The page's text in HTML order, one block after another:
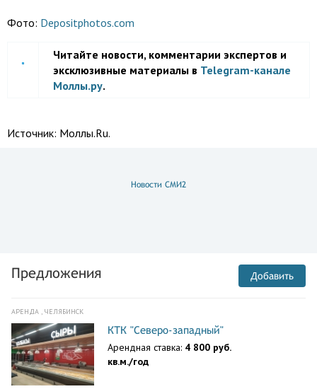
Фото: Depositphotos.com
Читайте новости, комментарии экспертов и
эксклюзивные материалы в Telegram-канале
Моллы.ру.
Источник: Моллы.Ru.
Новости СМИ2
Предложения Добавить
АРЕНДА , ЧЕЛЯБИНСК
КТК "Северо-западный"
Арендная ставка: 4 800 руб.
кв.м./год